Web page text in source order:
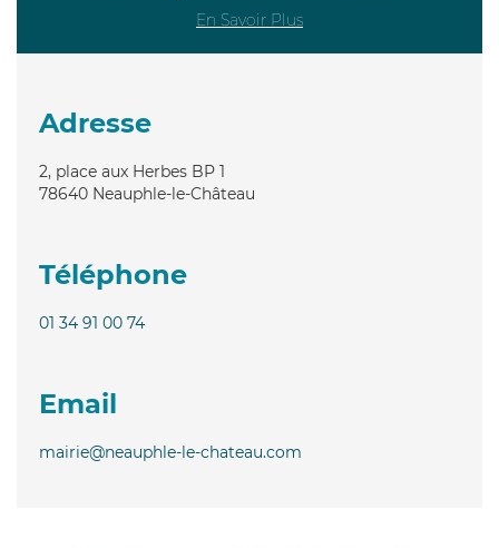
En Savoir Plus
Adresse
2, place aux Herbes BP 1
78640 Neauphle-le-Château
Téléphone
01 34 91 00 74
Email
mairie@neauphle-le-chateau.com